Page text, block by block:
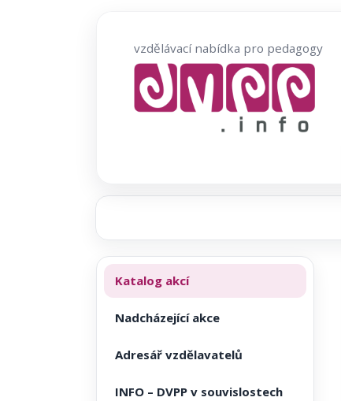
vzdělávací nabídka pro pedagogy
Katalog akcí
Nadcházející akce
Adresář vzdělavatelů
INFO – DVPP v souvislostech